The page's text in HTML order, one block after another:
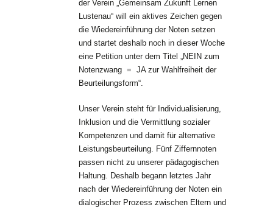
der Verein „Gemeinsam Zukunft Lernen
Lustenau“ will ein aktives Zeichen gegen
die Wiedereinführung der Noten setzen
und startet deshalb noch in dieser Woche
eine Petition unter dem Titel „NEIN zum
Notenzwang = JA zur Wahlfreiheit der
Beurteilungsform“.
Unser Verein steht für Individualisierung,
Inklusion und die Vermittlung sozialer
Kompetenzen und damit für alternative
Leistungsbeurteilung. Fünf Ziffernnoten
passen nicht zu unserer pädagogischen
Haltung. Deshalb begann letztes Jahr
nach der Wiedereinführung der Noten ein
dialogischer Prozess zwischen Eltern und